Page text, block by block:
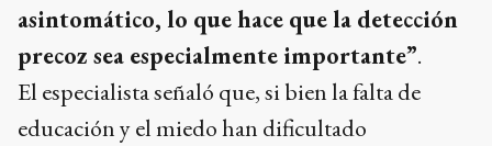
asintomático, lo que hace que la detección
precoz sea especialmente importante”.
El especialista señaló que, si bien la falta de
educación y el miedo han dificultado